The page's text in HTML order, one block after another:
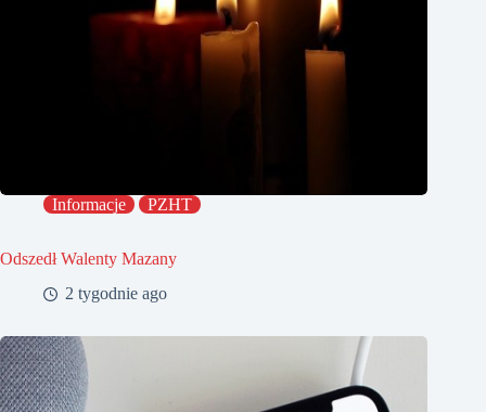
Informacje PZHT
Odszedł Walenty Mazany
2 tygodnie ago